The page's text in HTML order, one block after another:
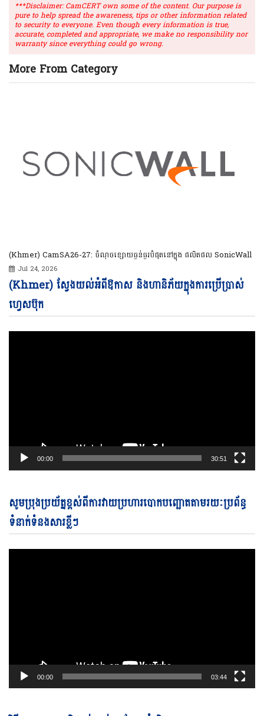
***Disclaimer: CamCERT own some of the content. Our purpose is
pure to help spread the awareness, tips or other information related
to security to everyone. Even though every information is true,
accurate, completed and appropriate, we make no responsibility nor
warranty since everything could go wrong.
More From Category
(Khmer) CamSA26-27: ចំណុចខ្សោយធ្ងន់ធ្ងរបំផុតនៅក្នុង ផលិតផល SonicWall
Jul 24, 2026
(Khmer) ស្វែងយល់អំពីឱកាស និងហានិភ័យក្នុងការប្រើប្រាស់
ហ្វេសប៊ុក
00:00 30:51
សូមប្រុងប្រយ័ត្នខ្ពស់ពីការវាយប្រហារបោកបញ្ឆោតតាមរយៈប្រព័ន្ធ
ទំនាក់ទំនងសារខ្លីៗ
00:00 03:44